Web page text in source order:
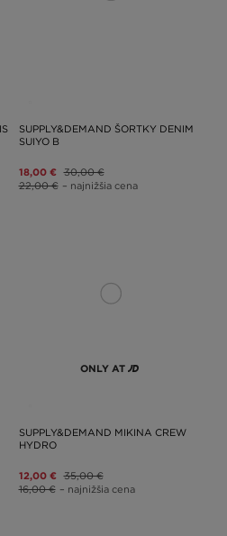
SUPPLY&DEMAND ŠORTKY DENIM
SUIYO B
18,00 € 30,00 €
22,00 € – najnižšia cena
ONLY AT
SUPPLY&DEMAND MIKINA CREW
HYDRO
12,00 € 35,00 €
16,00 € – najnižšia cena